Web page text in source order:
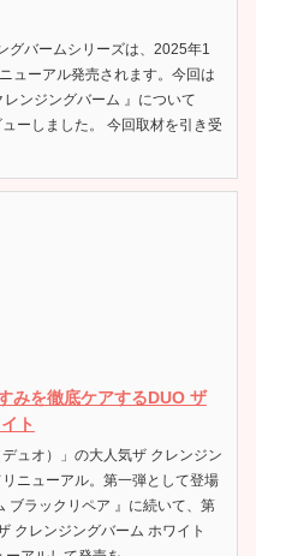
グバームシリーズは、2025年1
ューアル発売されます。今回は
ンジングバーム 』について
ーしました。 今回取材を引き受
みを徹底ケアするDUO ザ
ト
ュオ）」の大人気ザ クレンジン
ニューアル。第一弾として登場
ブラックリペア 』に続いて、第
クレンジングバーム ホワイト